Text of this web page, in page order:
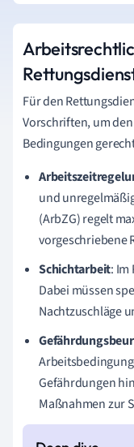
Für den
Vorschriften, um
Bedingungen
und
(ArbZG) regelt
vorgeschriebene
Schichtarbeit:
Dabei müssen
Nachtzuschläge
Gefährdungen
Maßnahmen zur